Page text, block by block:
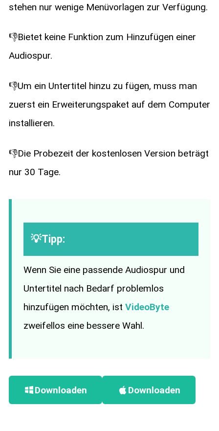
stehen nur wenige Menüvorlagen zur Verfügung.
👎Bietet keine Funktion zum Hinzufügen einer
Audiospur.
👎Um ein Untertitel hinzu zu fügen, muss man
zuerst ein Erweiterungspaket auf dem Computer
installieren.
👎Die Probezeit der kostenlosen Version beträgt
nur 30 Tage.
💡Tipp:
Wenn Sie eine passende Audiospur und
Untertitel nach Bedarf problemlos
hinzufügen möchten, ist VideoByte
zweifellos eine bessere Wahl.
Downloaden Downloaden